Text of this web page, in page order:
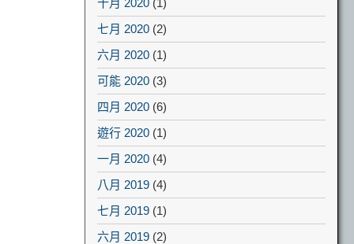
十月 2020 (1)
七月 2020 (2)
六月 2020 (1)
可能 2020 (3)
四月 2020 (6)
遊行 2020 (1)
一月 2020 (4)
八月 2019 (4)
七月 2019 (1)
六月 2019 (2)